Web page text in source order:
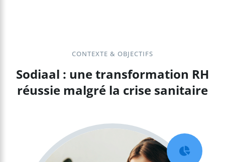
CONTEXTE & OBJECTIFS
Sodiaal : une transformation RH
réussie malgré la crise sanitaire
